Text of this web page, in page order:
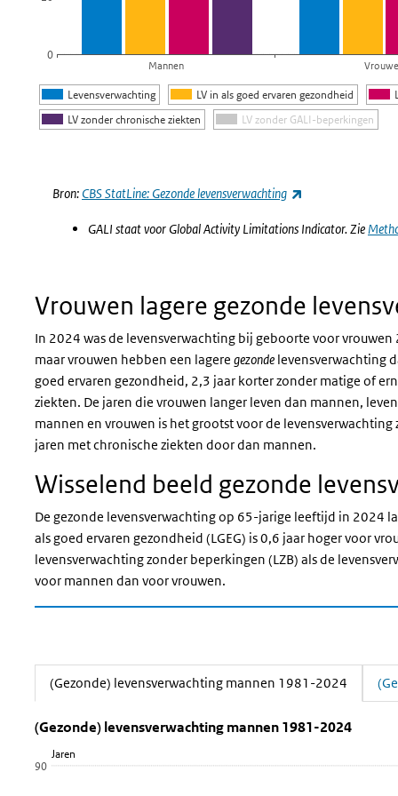
Levensverwachting LV in als goed ervaren gezondheid
LV zonder chronische ziekten
LV zonder GALI-beperkingen
0
Mannen
Bron: CBS StatLine: Gezonde levensverwachting
GALI staat voor Global Activity Limitations Indicator. Zie
Vrouwen lagere gezonde
In 2024 was de levensverwachting bij geboorte voor
maar vrouwen hebben een lagere gezonde levensverwachting
goed ervaren gezondheid, 2,3 jaar korter zonder matige of
ziekten. De jaren die vrouwen langer leven dan mannen,
mannen en vrouwen is het grootst voor de
jaren met chronische ziekten door dan mannen.
Wisselend beeld gezonde
De gezonde levensverwachtingop 65-jarige leeftijd in 2024
als goed ervaren gezondheid (LGEG) is 0,6 jaar hoger voor
levensverwachting zonder beperkingen (LZB) als de
voor mannen dan voor vrouwen.
(Gezonde) levensverwachting mannen 1981-2024
(Gezonde) levensverwachting
Sla de grafiek '(Gezonde) levensverwachting mannen 1981-
(Gezonde) levensverwachting
Lijn grafiek met 5 lijnen.
Jaren
(Gezonde) levensverwachting mannen 1981-2024
90